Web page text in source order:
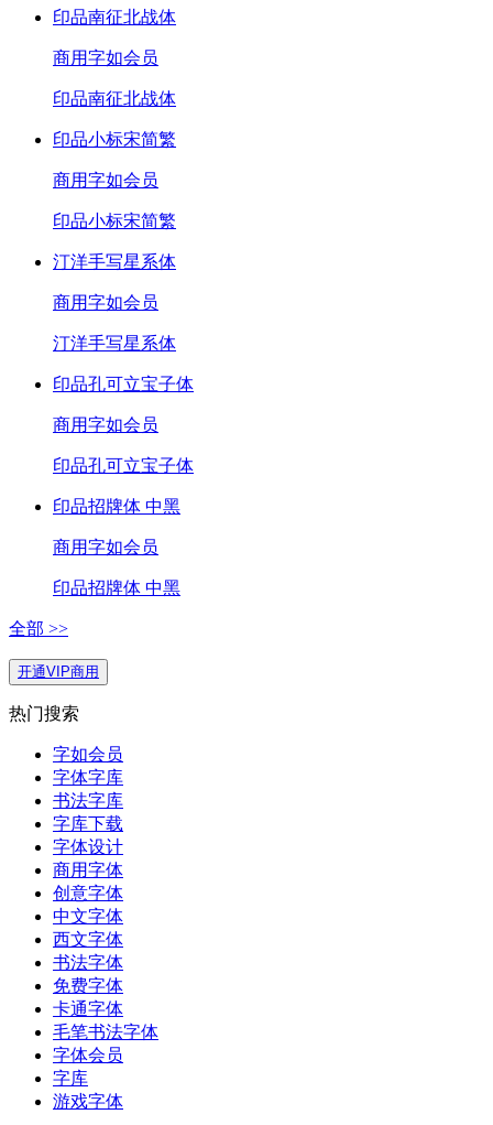
印品南征北战体
商用字如会员
印品南征北战体
印品小标宋简繁
商用字如会员
印品小标宋简繁
汀洋手写星系体
商用字如会员
汀洋手写星系体
印品孔可立宝子体
商用字如会员
印品孔可立宝子体
印品招牌体 中黑
商用字如会员
印品招牌体 中黑
全部 >>
开通VIP商用
热门搜索
字如会员
字体字库
书法字库
字库下载
字体设计
商用字体
创意字体
中文字体
西文字体
书法字体
免费字体
卡通字体
毛笔书法字体
字体会员
字库
游戏字体